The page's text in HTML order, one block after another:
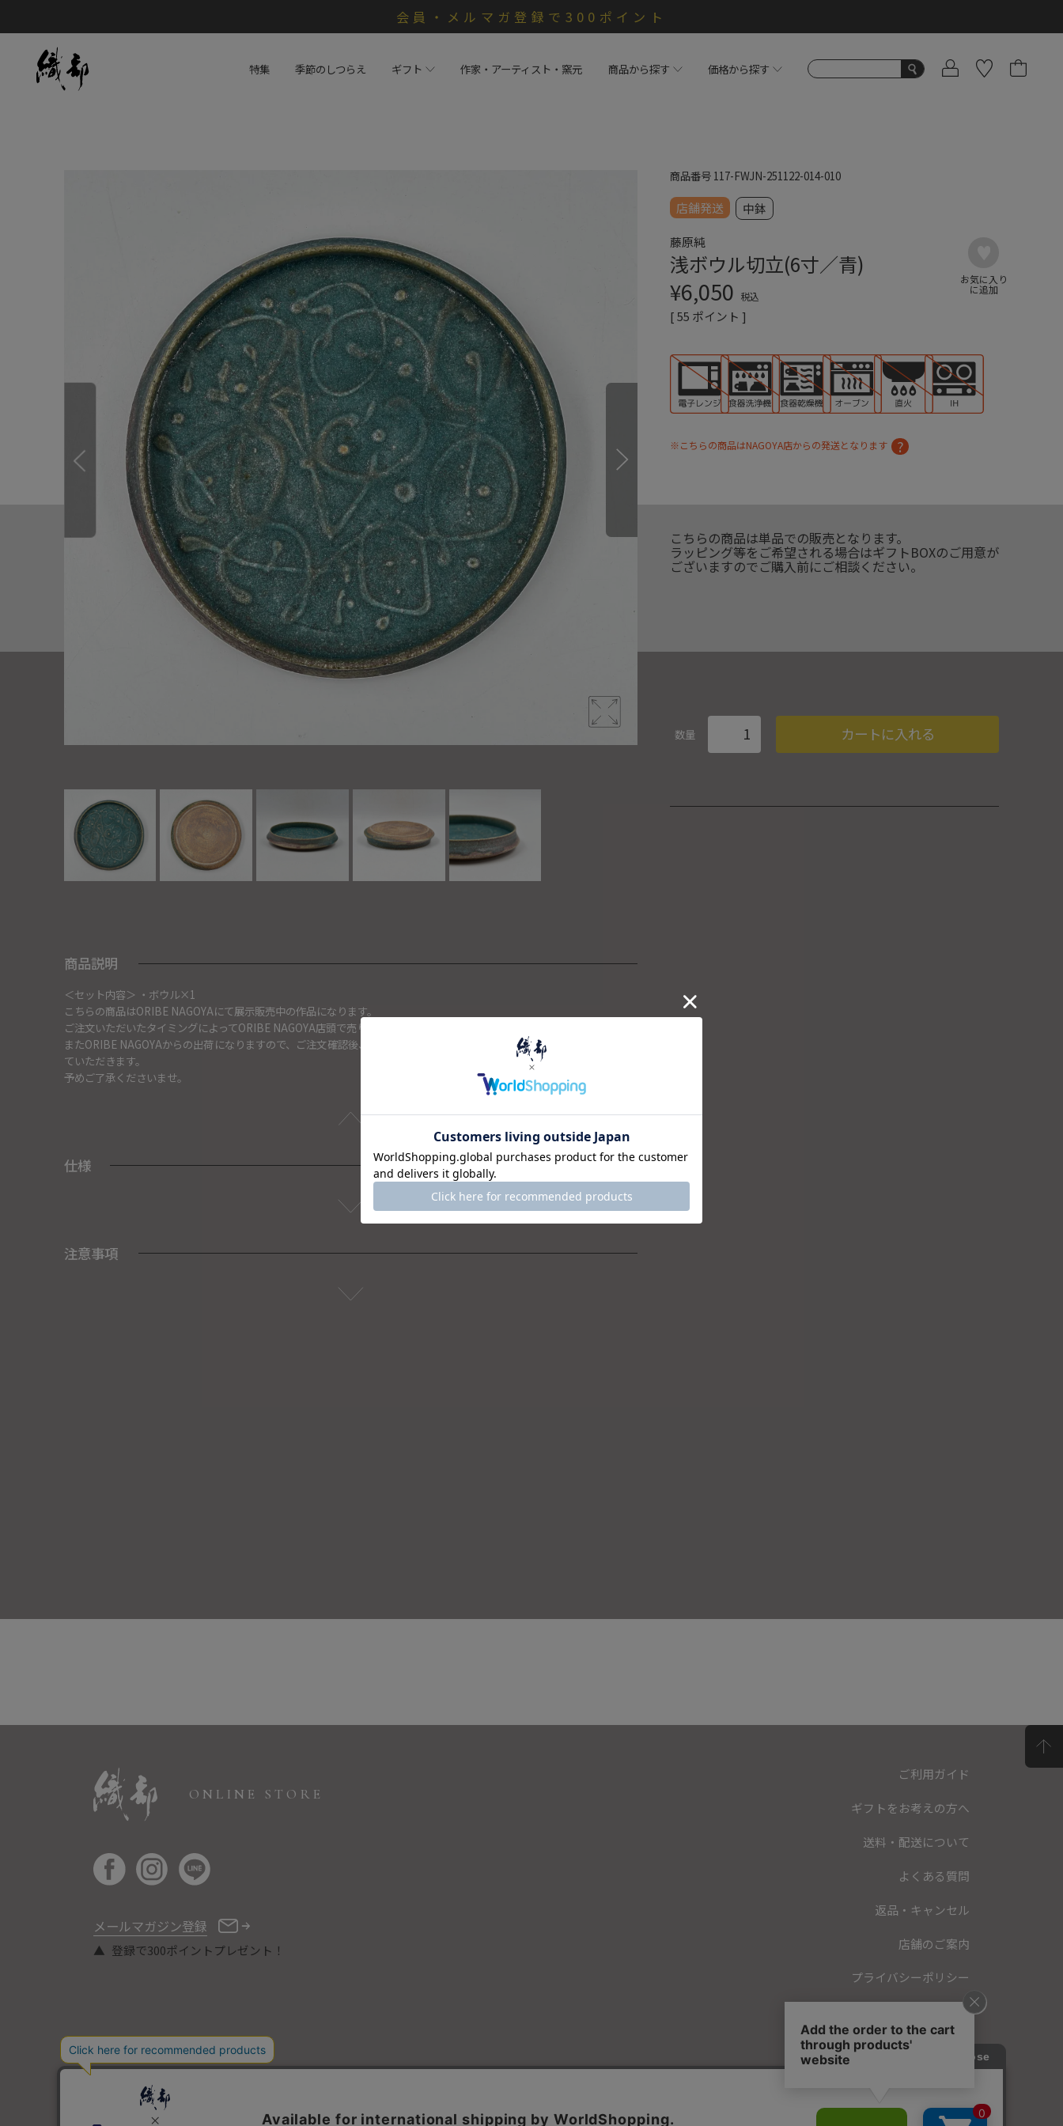
会員・メルマガ登録で300ポイント
特集 季節のしつらえ ギフト 作家・アーティスト・窯元 商品から探す 価格から探す
商品説明
＜セット内容＞ ・ボウル×1
こちらの商品はORIBE NAGOYAにて展示販売中の作品になります。
ご注文いただいたタイミングによってORIBE NAGOYA店頭で売り切れた場合は、キャンセルさせて頂きます。
またORIBE NAGOYAからの出荷になりますので、ご注文確認後、送料を再計算し改めてご請求金額についてのご連絡をさせ
ていただきます。
予めご了承くださいませ。
仕様
注意事項
商品番号 117-FWJN-251122-014-010
店舗発送 中鉢
藤原純
浅ボウル切立(6寸／青)
¥6,050 税込
[55 ポイント ]
※こちらの商品はNAGOYA店からの発送となります
こちらの商品は単品での販売となります。
ラッピング等をご希望される場合はギフトBOXのご用意が
ございますのでご購入前にご相談ください。
数量 カートに入れる
ONLINE STORE
メールマガジン登録
登録で300ポイントプレゼント！
ご利用ガイド
ギフトをお考えの方へ
送料・配送について
よくある質問
返品・キャンセル
店舗のご案内
プライバシーポリシー
特定商取引法に基づく表記
COPYRIGHT © ORIBE ALL RIGHTS RESERVED.